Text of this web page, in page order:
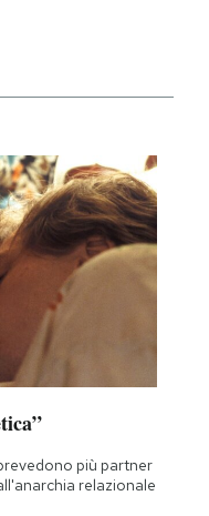
più partner
relazionale